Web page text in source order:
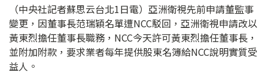
（中央社記者蘇思云台北1日電）亞洲衛視先前申請董監事
變更，因董事長范瑞穎名單遭NCC駁回，亞洲衛視申請改以
黃東烈擔任董事長職務，NCC今天許可黃東烈擔任董事長，
並附加附款，要求業者每年提供股東名簿給NCC說明實質受
益人。